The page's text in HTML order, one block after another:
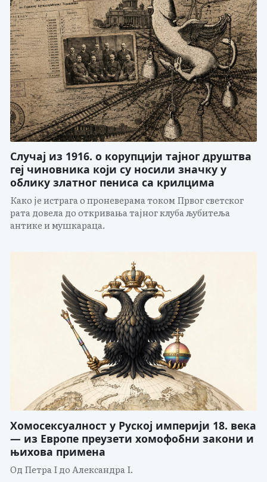
Случај из 1916. о корупцији тајног друштва
геј чиновника који су носили значку у
облику златног пениса са крилцима
Како је истрага о проневерама током Првог светског
рата довела до откривања тајног клуба љубитеља
антике и мушкараца.
Хомосексуалност у Руској империји 18. века
— из Европе преузети хомофобни закони и
њихова примена
Од Петра I до Александра I.